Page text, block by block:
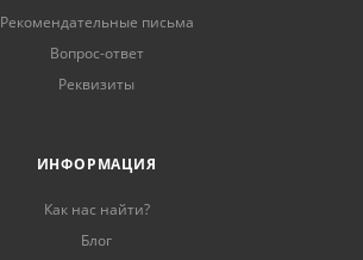
Рекомендательные письма
Вопрос-ответ
Реквизиты
ИНФОРМАЦИЯ
Как нас найти?
Блог